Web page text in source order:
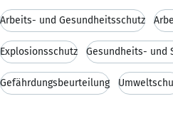
Arbeits- und Gesundheitsschutz
Explosionsschutz Gesundheits- und
Gefährdungsbeurteilung